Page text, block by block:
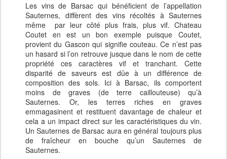
Les vins de Barsac qui bénéficient de l’appellation
Sauternes, diffèrent des vins récoltés à Sauternes
même par leur côté plus frais, plus vif. Chateau
Coutet en est un bon exemple puisque Coutet,
provient du Gascon qui signifie couteau. Ce n’est pas
un hasard si l’on retrouve jusque dans le nom de cette
propriété ces caractères vif et tranchant. Cette
disparité de saveurs est dûe à un différence de
composition des sols. Ici à Barsac, ils comportent
moins de graves (de terre caillouteuse) qu’à
Sauternes. Or, les terres riches en graves
emmagasinent et restituent davantage de chaleur et
cela a un impact direct sur les caractéristiques du vin.
Un Sauternes de Barsac aura en général toujours plus
de fraîcheur en bouche qu’un Sauternes de
Sauternes.